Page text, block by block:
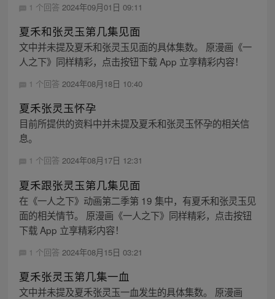
1 个回答 2024年09月01日 09:11
夏禾和张灵玉第几集见面
文中并未提及夏禾和张灵玉见面的具体集数。 原漫画《一
人之下》同样精彩，点击按钮下载 App 立享精彩内容！
1 个回答 2024年08月18日 10:40
夏禾张灵玉怀孕
目前所提供的资料中并未提及夏禾和张灵玉怀孕的相关信
息。
1 个回答 2024年08月17日 12:31
夏禾跟张灵玉第几集见面
在《一人之下》动画第二季第 19 集中，有夏禾和张灵玉见
面的相关情节。 原漫画《一人之下》同样精彩，点击按钮
下载 App 立享精彩内容！
1 个回答 2024年08月15日 03:21
夏禾张灵玉第几集一血
文中并未提及夏禾张灵玉一血发生的具体集数。 原漫画